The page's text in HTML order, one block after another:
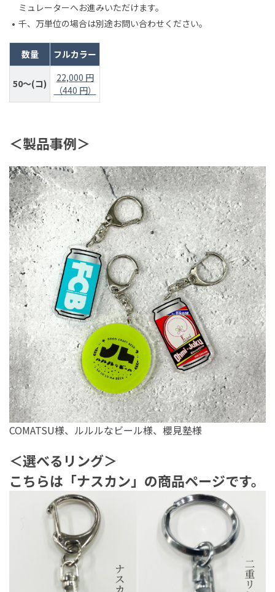
ミュレーターへお進みいただけます。
千、万単位の場合は別途お問い合わせください。
数量 フルカラー
50～(コ)
22,000 円
（440 円）
＜製品事例＞
COMATSU様、ルルルなビール様、櫻見塾様
＜選べるリング＞
こちらは「ナスカン」の商品ページです。